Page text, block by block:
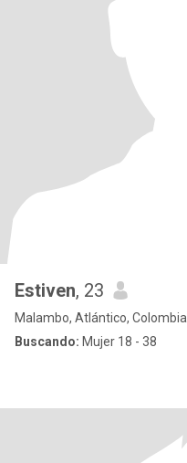
Estiven, 23
Malambo, Atlántico, Colombia
Buscando: Mujer 18 - 38